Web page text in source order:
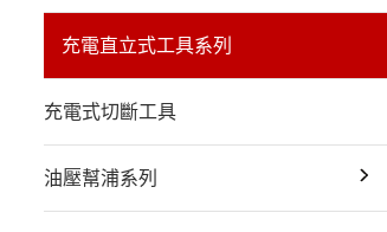
充電直立式工具系列
充電式切斷工具
油壓幫浦系列